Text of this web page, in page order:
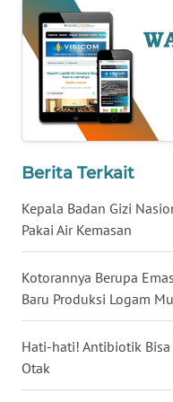
Berita Terkait
Kepala Badan Gizi
Pakai Air Kemasan
Kotorannya Berupa
Baru Produksi Logam
Hati-hati! Antibiotik
Otak
WN
SERAMBI
WN
JAMBI
WN
SULTRA
WN
NTB
WN